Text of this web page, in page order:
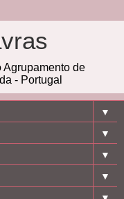
de
- Portugal
▼
▼
▼
▼